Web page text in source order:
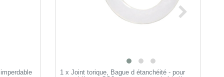
1 x Joint torique, Bague d étanchéité - pour